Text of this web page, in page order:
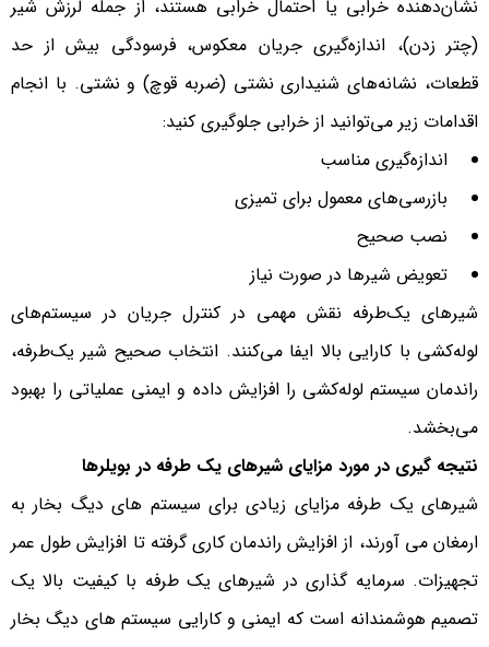
نشان‌دهنده خرابی یا احتمال خرابی هستند، از جمله لرزش شیر
(چتر زدن)، اندازه‌گیری جریان معکوس، فرسودگی بیش از حد
قطعات، نشانه‌های شنیداری نشتی (ضربه قوچ) و نشتی. با انجام
اقدامات زیر می‌توانید از خرابی جلوگیری کنید:
اندازه‌گیری مناسب
بازرسی‌های معمول برای تمیزی
نصب صحیح
تعویض شیرها در صورت نیاز
شیرهای یک‌طرفه نقش مهمی در کنترل جریان در سیستم‌های
لوله‌کشی با کارایی بالا ایفا می‌کنند. انتخاب صحیح شیر یک‌طرفه،
راندمان سیستم لوله‌کشی را افزایش داده و ایمنی عملیاتی را بهبود
می‌بخشد.
نتیجه گیری در مورد مزایای شیرهای یک طرفه در بویلرها
شیرهای یک طرفه مزایای زیادی برای سیستم های دیگ بخار به
ارمغان می آورند، از افزایش راندمان کاری گرفته تا افزایش طول عمر
تجهیزات. سرمایه گذاری در شیرهای یک طرفه با کیفیت بالا یک
تصمیم هوشمندانه است که ایمنی و کارایی سیستم های دیگ بخار